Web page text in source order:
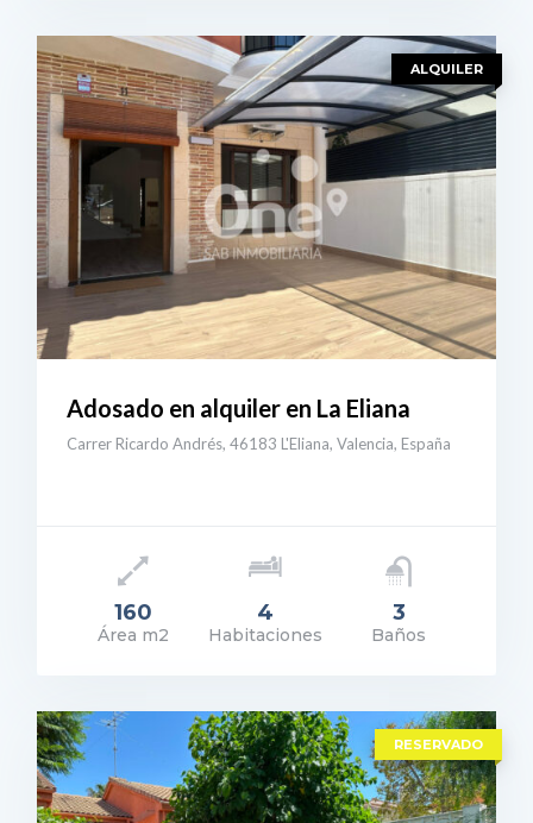
DETALLES
ALQUILER
DETALLES
Adosado en alquiler en La Eliana
Carrer Ricardo Andrés, 46183 L'Eliana, Valencia, España
160
Área m2
4
Habitaciones
3
Baños
RESERVADO